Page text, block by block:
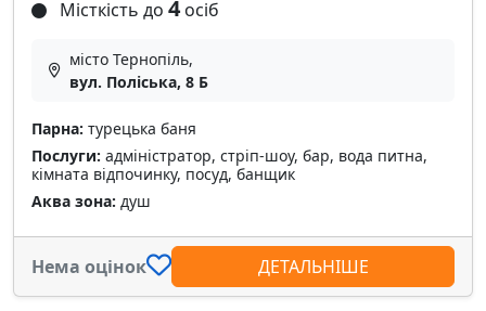
Місткість до 4 осіб
місто Тернопіль,
вул. Поліська, 8 Б
Парна: турецька баня
Послуги: адміністратор, стріп-шоу, бар, вода питна,
кімната відпочинку, посуд, банщик
Аква зона: душ
Нема оцінок ДЕТАЛЬНІШЕ